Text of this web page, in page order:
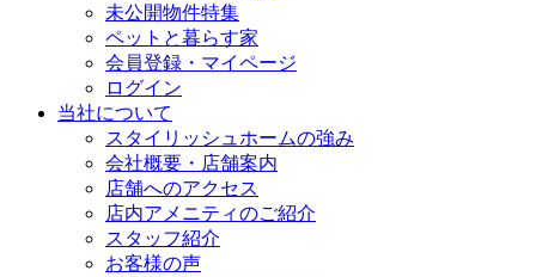
未公開物件特集
ペットと暮らす家
会員登録・マイページ
ログイン
当社について
スタイリッシュホームの強み
会社概要・店舗案内
店舗へのアクセス
店内アメニティのご紹介
スタッフ紹介
お客様の声